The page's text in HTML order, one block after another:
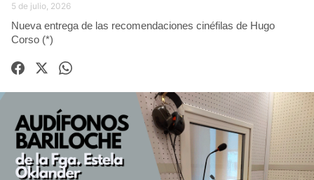
5 de julio, 2026
Nueva entrega de las recomendaciones cinéfilas de Hugo
Corso (*)